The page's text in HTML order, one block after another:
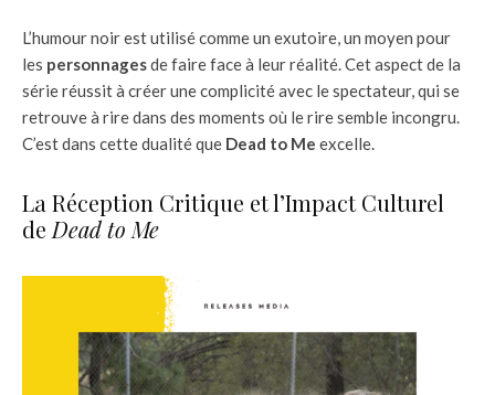
L’humour noir est utilisé comme un exutoire, un moyen pour
les personnagesde faire face à leur réalité. Cet aspect de la
série réussit à créer une complicité avec le spectateur, qui se
retrouve à rire dans des moments où le rire semble incongru.
C’est dans cette dualité que Dead to Me excelle.
La Réception Critique et l’Impact Culturel
deDead to Me